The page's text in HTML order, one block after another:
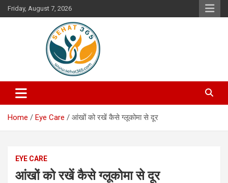
Skip
to
Friday, August 7, 2026
Sehat365
Your's Complete Health Guide
Home Eye Care आंखों को रखें कैसे ग्लूकोमा से दूर
EYE CARE
आंखों को रखें कैसे ग्लूकोमा से दूर